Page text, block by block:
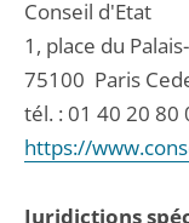
Conseil d'Etat
1, place du
75100 Paris
tél. : 01 40 20 80
https://
Juridictions